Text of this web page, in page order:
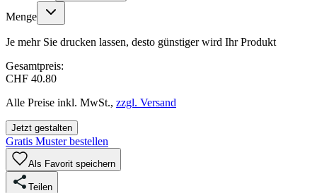
Menge
Je mehr Sie drucken lassen, desto günstiger wird Ihr Produkt
Gesamtpreis:
CHF 40.80
Alle Preise inkl. MwSt., zzgl. Versand
Jetzt gestalten
Gratis Muster bestellen
Als Favorit speichern
Teilen